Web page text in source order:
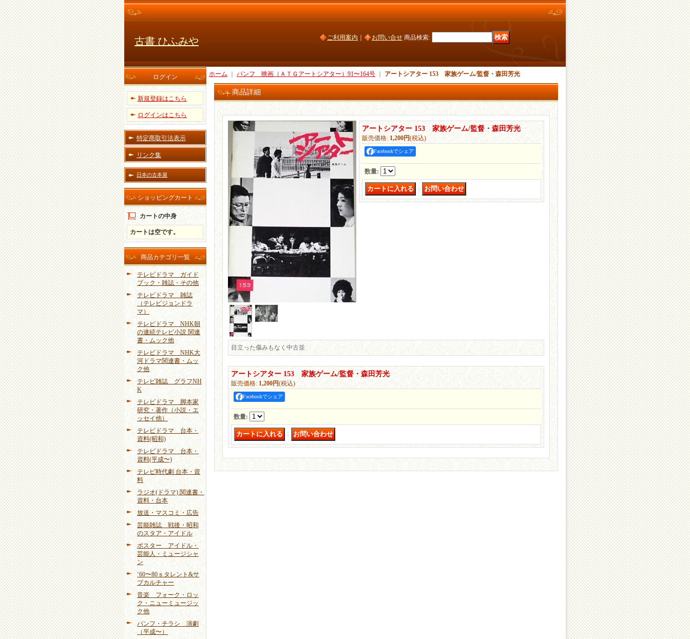
古書 ひふみや ご利用案内 お問い合せ 商品検索:
ログイン
新規登録はこちら
ログインはこちら
特定商取引法表示
リンク集
日本の古本屋
ショッピングカート
カートの中身
カートは空です。
商品カテゴリ一覧
テレビドラマ ガイド
ブック・雑誌・その他
テレビドラマ 雑誌
（テレビジョンドラ
マ）
テレビドラマ NHK朝
の連続テレビ小説 関連
書・ムック他
テレビドラマ NHK大
河ドラマ関連書・ムッ
ク他
テレビ雑誌 グラフNH
K
テレビドラマ 脚本家
研究・著作（小説・エ
ッセイ他）
テレビドラマ 台本・
資料(昭和)
テレビドラマ 台本・
資料(平成〜)
テレビ時代劇 台本・資
料
ラジオ(ドラマ) 関連書・
資料・台本
放送・マスコミ・広告
芸能雑誌 戦後・昭和
のスタア・アイドル
ポスター アイドル・
芸能人・ミュージシャ
ン
‘60〜80ｓタレント&サ
ブカルチャー
音楽 フォーク・ロッ
ク・ニューミュージッ
ク他
パンフ・チラシ 演劇
（平成〜）
ホーム パンフ 映画（ＡＴＧアートシアター）91〜164号 アートシアター 153 家族ゲーム/監督・森田芳光
商品詳細
アートシアター 153 家族ゲーム/監督・森田芳光
販売価格: 1,200円(税込)
Facebookでシェア
数量:
目立った傷みもなく中古並
アートシアター 153 家族ゲーム/監督・森田芳光
販売価格: 1,200円(税込)
Facebookでシェア
数量: